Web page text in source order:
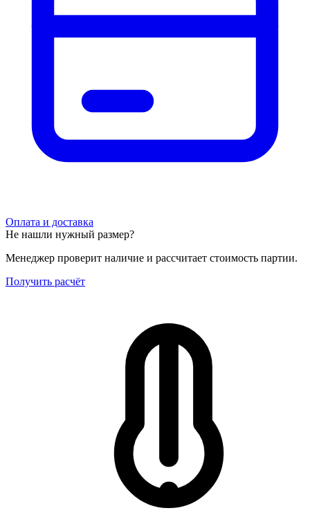
Оплата и доставка
Не нашли нужный размер?
Менеджер проверит наличие и рассчитает стоимость партии.
Получить расчёт